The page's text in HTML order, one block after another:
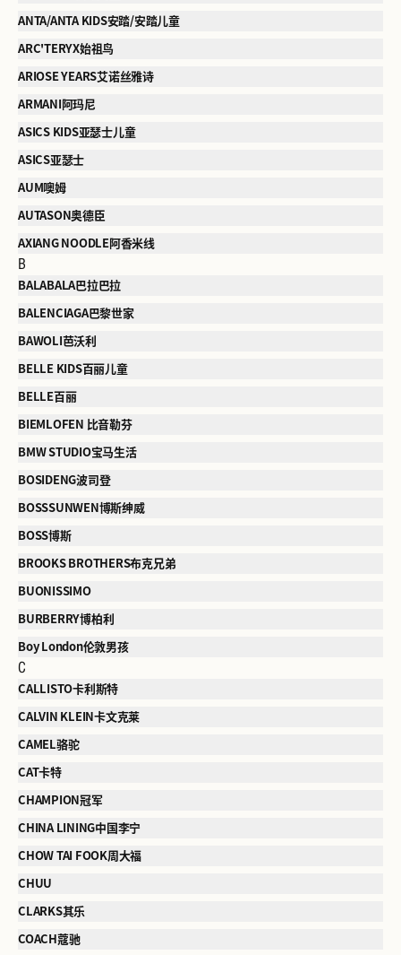
ANTA/ANTA KIDS安踏/安踏儿童
ARC'TERYX始祖鸟
ARIOSE YEARS艾诺丝雅诗
ARMANI阿玛尼
ASICS KIDS亚瑟士儿童
ASICS亚瑟士
AUM噢姆
AUTASON奥德臣
AXIANG NOODLE阿香米线
B
BALABALA巴拉巴拉
BALENCIAGA巴黎世家
BAWOLI芭沃利
BELLE KIDS百丽儿童
BELLE百丽
BIEMLOFEN 比音勒芬
BMW STUDIO宝马生活
BOSIDENG波司登
BOSSSUNWEN博斯绅威
BOSS博斯
BROOKS BROTHERS布克兄弟
BUONISSIMO
BURBERRY博柏利
Boy London伦敦男孩
C
CALLISTO卡利斯特
CALVIN KLEIN卡文克莱
CAMEL骆驼
CAT卡特
CHAMPION冠军
CHINA LINING中国李宁
CHOW TAI FOOK周大福
CHUU
CLARKS其乐
COACH蔻驰